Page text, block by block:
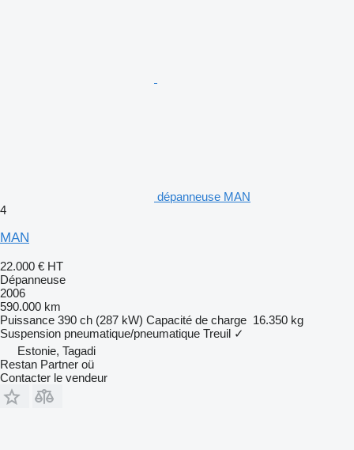
dépanneuse MAN
4
MAN
22.000 € HT
Dépanneuse
2006
590.000 km
Puissance 390 ch (287 kW) Capacité de charge 16.350 kg
Suspension pneumatique/pneumatique Treuil ✓
Estonie, Tagadi
Restan Partner oü
Contacter le vendeur